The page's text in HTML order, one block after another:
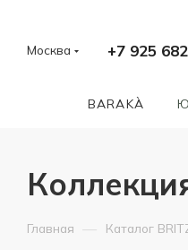
Москва +7 925
BARAKÀ
Главная — Каталог